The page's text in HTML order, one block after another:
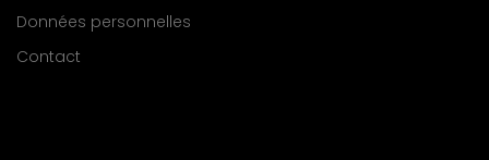
Données personnelles
Contact